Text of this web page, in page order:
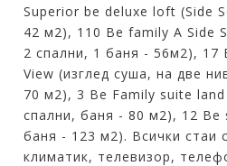
Superior be deluxe loft (Side
42 м2), 110 Be family A Side
2 спални, 1 баня - 56м2), 17
View (изглед суша, на две
70 м2), 3 Be Family suite
спални, баня - 80 м2), 12 Be
баня - 123 м2). Всички стаи
климатик, телевизор,